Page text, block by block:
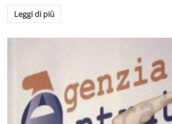
Leggi di più